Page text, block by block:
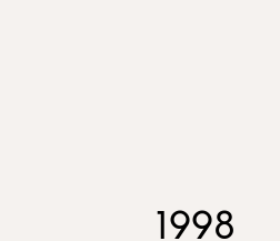
1998